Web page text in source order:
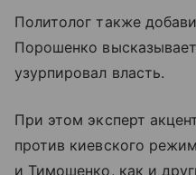
Политолог также
Порошенко
узурпировал власть.
При этом эксперт
против киевского
и Тимошенко, как и